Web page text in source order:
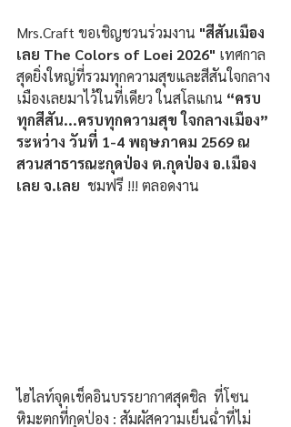
Mrs.Craft ขอเชิญชวนร่วมงาน "สีสันเมือง
เลย The Colors of Loei 2026" เทศกาล
สุดยิ่งใหญ่ที่รวมทุกความสุขและสีสันใจกลาง
เมืองเลยมาไว้ในที่เดียว ในสโลแกน “ครบ
ทุกสีสัน...ครบทุกความสุข ใจกลางเมือง”
ระหว่าง วันที่ 1-4 พฤษภาคม 2569 ณ
สวนสาธารณะกุดป่อง ต.กุดป่อง อ.เมือง
เลย จ.เลย
  ชมฟรี !!! ตลอดงาน
ไฮไลท์จุดเช็คอินบรรยากาศสุดชิล  ที่โซน
หิมะตกที่กุดป่อง : สัมผัสความเย็นฉ่ำที่ไม่